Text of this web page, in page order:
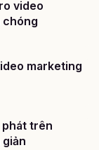
video
chóng
marketing
phát trên